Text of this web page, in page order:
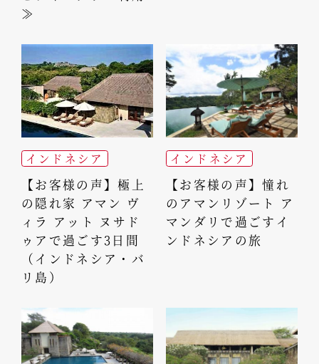
≫
インドネシア
【お客様の声】極上
の隠れ家 アマン ヴ
ィラ アット ヌサド
ゥアで過ごす3日間
（インドネシア・バ
リ島）
インドネシア
【お客様の声】憧れ
のアマンリゾート ア
マンダリで過ごすイ
ンドネシアの旅